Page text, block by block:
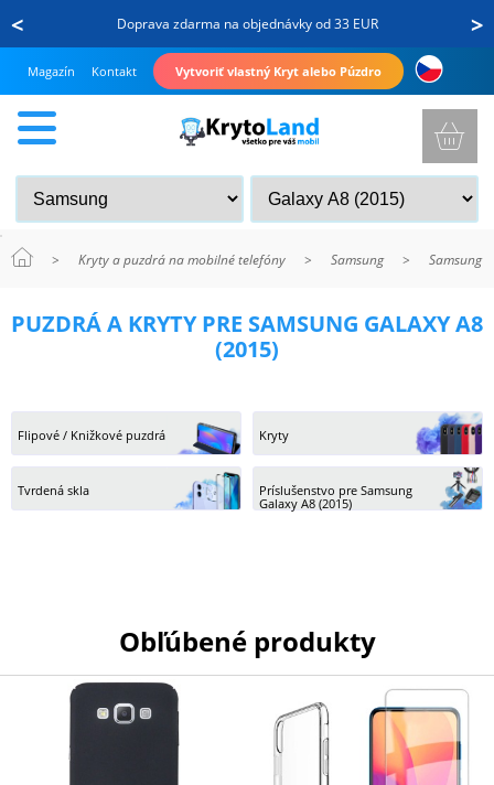
< >
Doprava zdarma na objednávky od 33 EUR
Magazín Kontakt Vytvoriť vlastný Kryt alebo Púzdro
A
TVRDENÉ
PUZDRÁ A KRYTY PRE SAMSUNG GALAXY A8
(2015)
Flipové / Knižkové puzdrá Kryty
Tvrdená skla
Príslušenstvo pre Samsung
Galaxy A8 (2015)
Obľúbené produkty
> Kryty a puzdrá na mobilné telefóny > Samsung > Samsung